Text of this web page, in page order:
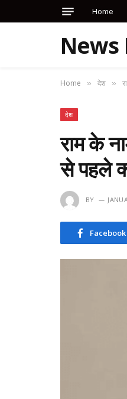
Home
News
Home » देश »
देश
राम के
से पहले
BY
Facebook